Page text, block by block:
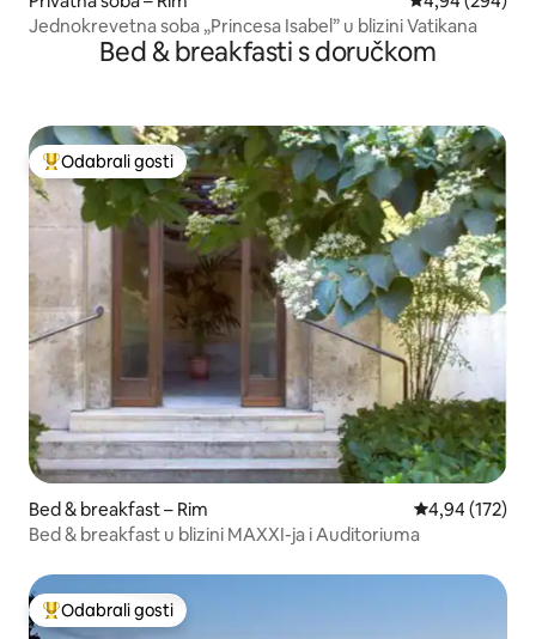
Jednokrevetna soba „Princesa Isabel” u blizini Vatikana
Bed & breakfasti s doručkom
Među najviše rangiranima s oznakom „Odabrali gosti”
Odabrali gosti
Bed & breakfast – Rim Prosječna
4,94 (172)
Bed & breakfast u blizini MAXXI-ja i Auditoriuma
Među najviše rangiranima s oznakom „Odabrali gosti”
Odabrali gosti